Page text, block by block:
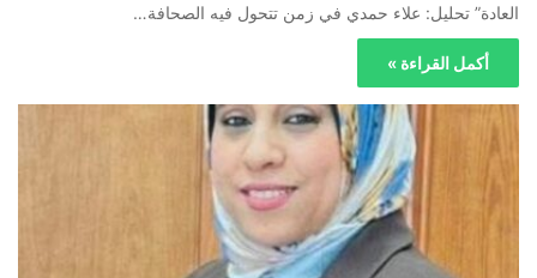
العادة” ​تحليل: علاء حمدي ​في زمن تتحول فيه الصحافة…
أكمل القراءة »